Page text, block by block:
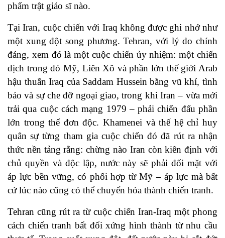
phẩm trật giáo sĩ nào.
Tại Iran, cuộc chiến với Iraq không được ghi nhớ như
một xung đột song phương. Tehran, với lý do chính
đáng, xem đó là một cuộc chiến ủy nhiệm: một chiến
dịch trong đó Mỹ, Liên Xô và phần lớn thế giới Arab
hậu thuẫn Iraq của Saddam Hussein bằng vũ khí, tình
báo và sự che đỡ ngoại giao, trong khi Iran – vừa mới
trải qua cuộc cách mạng 1979 – phải chiến đấu phần
lớn trong thế đơn độc. Khamenei và thế hệ chỉ huy
quân sự từng tham gia cuộc chiến đó đã rút ra nhận
thức nền tảng rằng: chừng nào Iran còn kiên định với
chủ quyền và độc lập, nước này sẽ phải đối mặt với
áp lực bền vững, có phối hợp từ Mỹ – áp lực mà bất
cứ lúc nào cũng có thể chuyển hóa thành chiến tranh.
Tehran cũng rút ra từ cuộc chiến Iran-Iraq một phong
cách chiến tranh bất đối xứng hình thành từ nhu cầu